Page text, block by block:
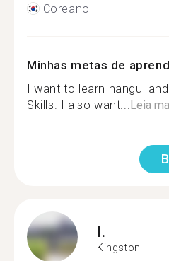
Coreano
Minhas metas de
I want to learn hangul
Skills. I also want... Leia
I.
Kingston